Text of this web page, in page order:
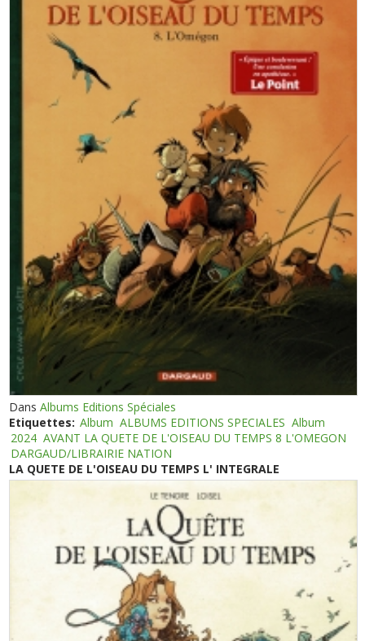
DansAlbums Editions Spéciales
Etiquettes: Album ALBUMS EDITIONS SPECIALES Album
2024 AVANT LA QUETE DE L'OISEAU DU TEMPS 8 L'OMEGON
DARGAUD/LIBRAIRIE NATION
LA QUETE DE L'OISEAU DU TEMPS L' INTEGRALE